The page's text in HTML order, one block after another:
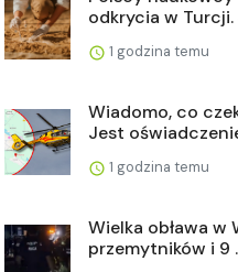
odkrycia w Turcji.
1 godzina temu
Wiadomo, co
Jest
1 godzina temu
Wielka obława w
przemytników i 9